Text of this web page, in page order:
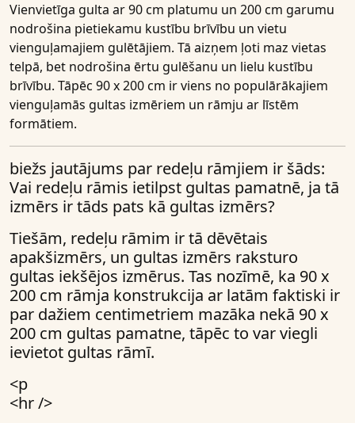
Vienvietīga gulta ar 90 cm platumu un 200 cm garumu
nodrošina pietiekamu kustību brīvību un vietu
vienguļamajiem gulētājiem. Tā aizņem ļoti maz vietas
telpā, bet nodrošina ērtu gulēšanu un lielu kustību
brīvību. Tāpēc 90 x 200 cm ir viens no populārākajiem
vienguļamās gultas izmēriem un rāmju ar līstēm
formātiem.
biežs jautājums par redeļu rāmjiem ir šāds:
Vai redeļu rāmis ietilpst gultas pamatnē, ja tā
izmērs ir tāds pats kā gultas izmērs?
Tiešām, redeļu rāmim ir tā dēvētais
apakšizmērs, un gultas izmērs raksturo
gultas iekšējos izmērus. Tas nozīmē, ka 90 x
200 cm rāmja konstrukcija ar latām faktiski ir
par dažiem centimetriem mazāka nekā 90 x
200 cm gultas pamatne, tāpēc to var viegli
ievietot gultas rāmī.
<p
<hr />